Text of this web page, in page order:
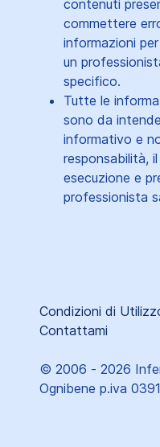
contenuti
commettere
informazioni
un
specifico.
Tutte le
sono da
informativo e
responsabilità,
esecuzione e
professionista
Condizioni di
Contattami
© 2006 - 2026
Ognibene p.iva